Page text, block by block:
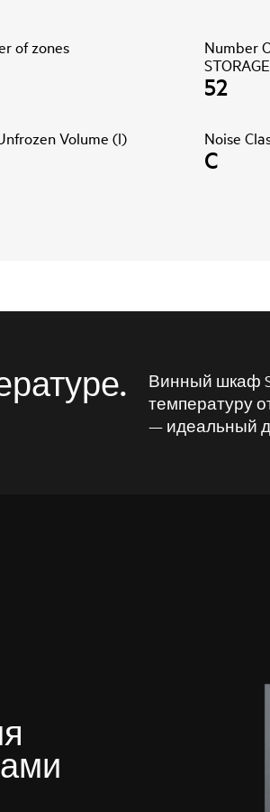
of zones
Number
52
Volume (l) Noise
C
Винный шкаф
температуру
— идеальный